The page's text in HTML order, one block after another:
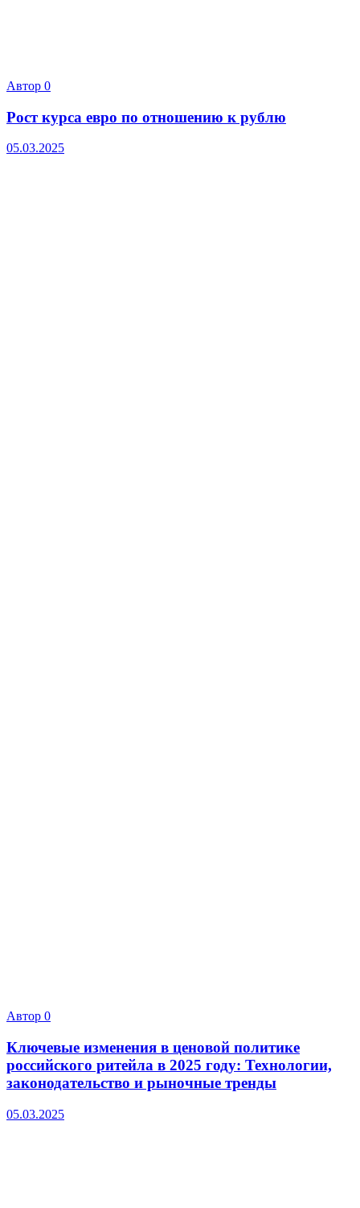
Автор 0
Рост курса евро по отношению к рублю
05.03.2025
Автор 0
Ключевые изменения в ценовой политике
российского ритейла в 2025 году: Технологии,
законодательство и рыночные тренды
05.03.2025